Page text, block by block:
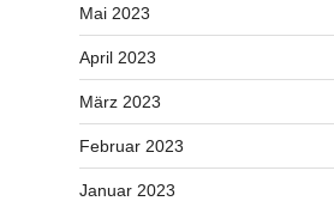
Mai 2023
April 2023
März 2023
Februar 2023
Januar 2023